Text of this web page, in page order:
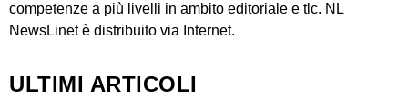
competenze a più livelli in ambito editoriale e tlc. NL
NewsLinet è distribuito via Internet.
ULTIMI ARTICOLI